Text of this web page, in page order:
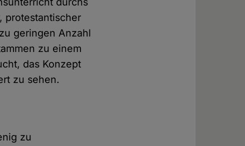
protestantischer
geringen Anzahl
zu einem
das Konzept
zu sehen.
zu